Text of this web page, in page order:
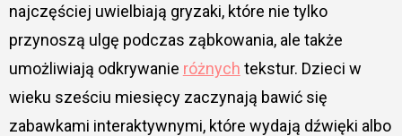
najczęściej uwielbiają gryzaki, które nie tylko
przynoszą ulgę podczas ząbkowania, ale także
umożliwiają odkrywanie różnych tekstur. Dzieci w
wieku sześciu miesięcy zaczynają bawić się
zabawkami interaktywnymi, które wydają dźwięki albo